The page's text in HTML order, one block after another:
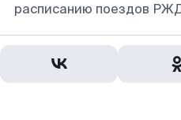
расписанию поездов